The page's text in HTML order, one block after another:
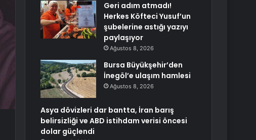
Geri adım atmadı!
Herkes Köfteci Yusuf’un
şubelerine astığı yazıyı
paylaşıyor
Ağustos 8, 2026
Bursa Büyükşehir’den
İnegöl’e ulaşım hamlesi
Ağustos 8, 2026
Asya dövizleri dar bantta, İran barış
belirsizliği ve ABD istihdam verisi öncesi
dolar güçlendi